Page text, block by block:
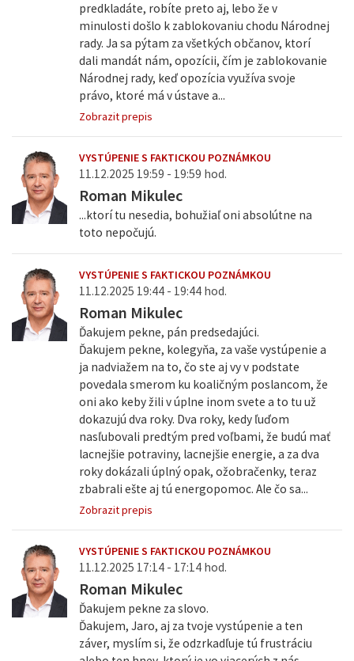
predkladáte, robíte preto aj, lebo že v
minulosti došlo k zablokovaniu chodu Národnej
rady. Ja sa pýtam za všetkých občanov, ktorí
dali mandát nám, opozícii, čím je zablokovanie
Národnej rady, keď opozícia využíva svoje
právo, ktoré má v ústave a...
Zobrazit prepis
VYSTÚPENIE S FAKTICKOU POZNÁMKOU
11.12.2025 19:59 - 19:59 hod.
Roman Mikulec
...ktorí tu nesedia, bohužiaľ oni absolútne na
toto nepočujú.
VYSTÚPENIE S FAKTICKOU POZNÁMKOU
11.12.2025 19:44 - 19:44 hod.
Roman Mikulec
Ďakujem pekne, pán predsedajúci.
Ďakujem pekne, kolegyňa, za vaše vystúpenie a
ja nadviažem na to, čo ste aj vy v podstate
povedala smerom ku koaličným poslancom, že
oni ako keby žili v úplne inom svete a to tu už
dokazujú dva roky. Dva roky, kedy ľuďom
nasľubovali predtým pred voľbami, že budú mať
lacnejšie potraviny, lacnejšie energie, a za dva
roky dokázali úplný opak, ožobračenky, teraz
zbabrali ešte aj tú energopomoc. Ale čo sa...
Zobrazit prepis
VYSTÚPENIE S FAKTICKOU POZNÁMKOU
11.12.2025 17:14 - 17:14 hod.
Roman Mikulec
Ďakujem pekne za slovo.
Ďakujem, Jaro, aj za tvoje vystúpenie a ten
záver, myslím si, že odzrkadľuje tú frustráciu